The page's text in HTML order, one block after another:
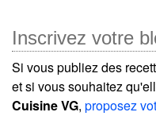
Inscrivez votre
Si vous publiez des
et si vous souhaitez
Cuisine VG, proposez